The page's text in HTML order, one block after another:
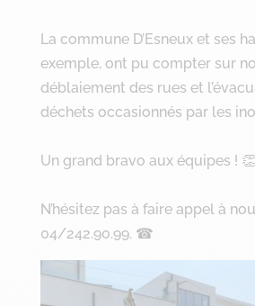
La commune D’Esneux et ses
exemple, ont pu compter sur
déblaiement des rues et
déchets occasionnés par les
Un grand bravo aux équipes ! 👏
N’hésitez pas à faire appel à
04/242.90.99. ☎